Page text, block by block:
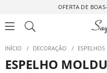
OFERTA DE
INÍCIO / DECORAÇÃO / ESPELHOS
ESPELHO